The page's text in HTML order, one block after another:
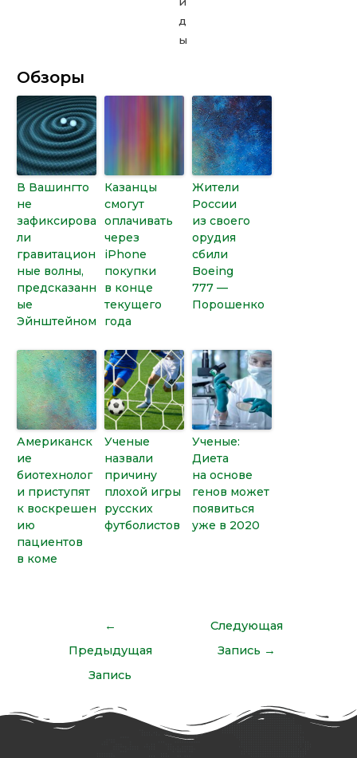
Обзоры
В Вашингто
не
зафиксирова
ли
гравитацион
ные волны,
предсказанн
ые
Эйнштейном
Казанцы
смогут
оплачивать
через
iPhone
покупки
в конце
текущего
года
Жители
России
из своего
орудия
сбили
Boeing
777 —
Порошенко
Американск
ие
биотехнолог
и приступят
к воскрешен
ию
пациентов
в коме
Ученые
назвали
причину
плохой игры
русских
футболистов
Ученые:
Диета
на основе
генов может
появиться
уже в 2020
←
Предыдущая
Запись
Следующая
Запись →